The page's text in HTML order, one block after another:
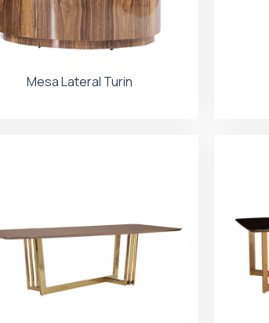
Mesa Lateral Turin